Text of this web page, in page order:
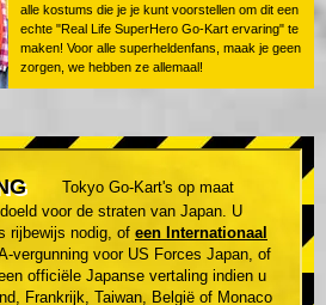
alle kostums die je je kunt voorstellen om dit een
echte "Real Life SuperHero Go-Kart ervaring" te
maken! Voor alle superheldenfans, maak je geen
zorgen, we hebben ze allemaal!
Tokyo Go-Kart's op maat
voor de straten van Japan. U
rijbewijs nodig, of een Internationaal
vergunning voor US Forces Japan, of
officiële Japanse vertaling indien u
Frankrijk, Taiwan, België of Monaco